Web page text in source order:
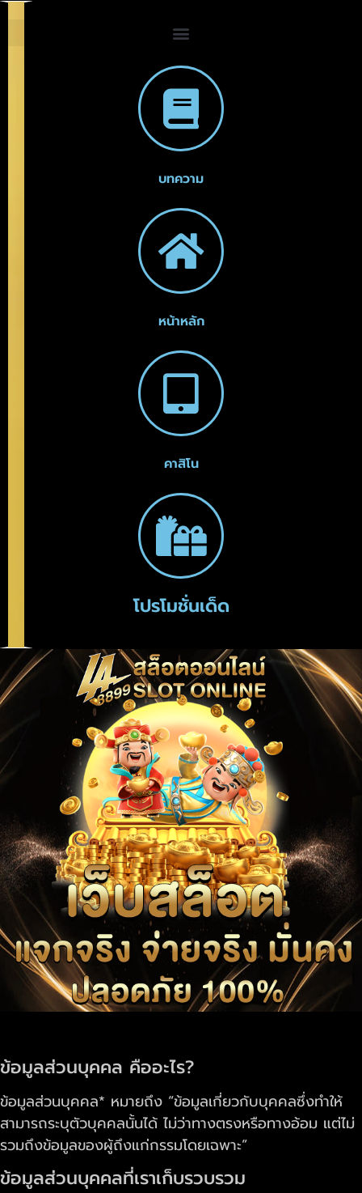
บทความ
หน้าหลัก
คาสิโน
โปรโมชั่นเด็ด
ข้อมูลส่วนบุคคล คืออะไร?
ข้อมูลส่วนบุคคล* หมายถึง “ข้อมูลเกี่ยวกับบุคคลซึ่งทำให้
สามารถระบุตัวบุคคลนั้นได้ ไม่ว่าทางตรงหรือทางอ้อม แต่ไม่
รวมถึงข้อมูลของผู้ถึงแก่กรรมโดยเฉพาะ”
ข้อมูลส่วนบุคคลที่เราเก็บรวบรวม